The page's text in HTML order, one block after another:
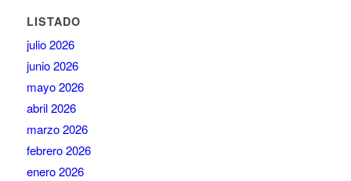
LISTADO
julio 2026
junio 2026
mayo 2026
abril 2026
marzo 2026
febrero 2026
enero 2026